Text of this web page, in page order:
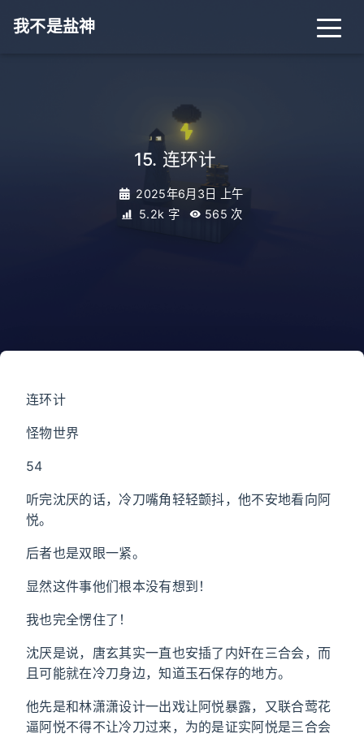
我不是盐神
15. 连环计
2025年6月3日 上午
5.2k 字
565 次
连环计
怪物世界
54
听完沈厌的话，冷刀嘴角轻轻颤抖，他不安地看向阿
悦。
后者也是双眼一紧。
显然这件事他们根本没有想到！
我也完全愣住了！
沈厌是说，唐玄其实一直也安插了内奸在三合会，而
且可能就在冷刀身边，知道玉石保存的地方。
他先是和林潇潇设计一出戏让阿悦暴露，又联合莺花
逼阿悦不得不让冷刀过来，为的是证实阿悦是三合会